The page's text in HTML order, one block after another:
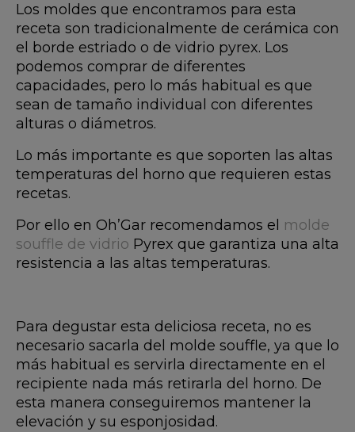
Los moldes que encontramos para esta
receta son tradicionalmente de cerámica con
el borde estriado o de vidrio pyrex. Los
podemos comprar de diferentes
capacidades, pero lo más habitual es que
sean de tamaño individual con diferentes
alturas o diámetros.
Lo más importante es que soporten las altas
temperaturas del horno que requieren estas
recetas.
Por ello en Oh’Gar recomendamos el molde
souffle de vidrio Pyrex que garantiza una alta
resistencia a las altas temperaturas.
Para degustar esta deliciosa receta, no es
necesario sacarla del molde souffle, ya que lo
más habitual es servirla directamente en el
recipiente nada más retirarla del horno. De
esta manera conseguiremos mantener la
elevación y su esponjosidad.